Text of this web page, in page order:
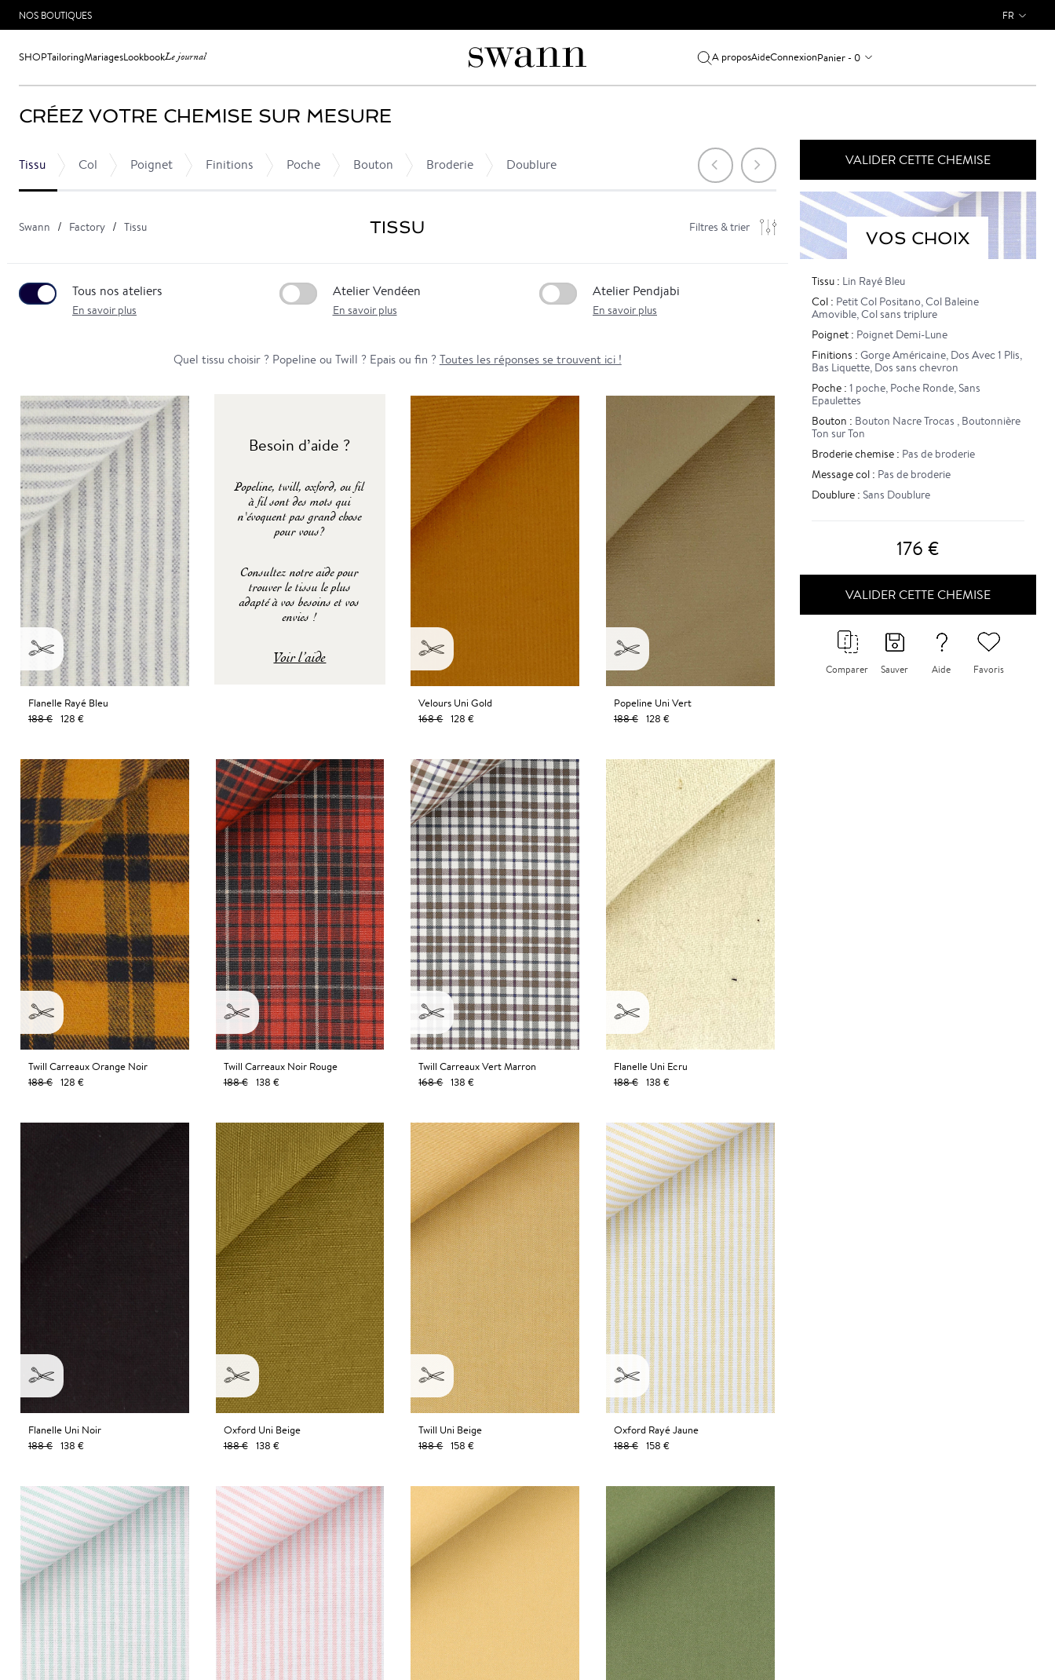
NOS BOUTIQUES FR
SHOPTailoringMariagesLookbookLe journal A proposAideConnexionPanier - 0
CRÉEZ VOTRE CHEMISE SUR MESURE
Tissu Col Poignet Finitions Poche Bouton Broderie Doublure VALIDER CETTE CHEMISE
Swann Factory Tissu TISSU Filtres & trier
Tous nos ateliers
En savoir plus
Atelier Vendéen
En savoir plus
Atelier Pendjabi
En savoir plus
Quel tissu choisir ? Popeline ou Twill ? Epais ou fin ? Toutes les réponses se trouvent ici !
Flanelle Rayé Bleu
188 € 128 €
Besoin d’aide ?
Popeline, twill, oxford, ou fil
à fil sont des mots qui
n'évoquent pas grand chose
pour vous?
Consultez notre aide pour
trouver le tissu le plus
adapté à vos besoins et vos
envies !
Voir l’aide
Velours Uni Gold
168 € 128 €
Popeline Uni Vert
188 € 128 €
Twill Carreaux Orange Noir
188 € 128 €
Twill Carreaux Noir Rouge
188 €
138 €
Twill Carreaux Vert Marron
168 € 138 €
Flanelle Uni Ecru
188 € 138 €
Flanelle Uni Noir
188 € 138 €
Oxford Uni Beige
188 €
138 €
Twill Uni Beige
188 € 158 €
Oxford Rayé Jaune
188 € 158 €
VOS CHOIX
Tissu : Lin Rayé Bleu
Col : Petit Col Positano,Col Baleine
Amovible,Col sans triplure
Poignet : Poignet Demi-Lune
Finitions : Gorge Américaine, Dos Avec 1 Plis,
Bas Liquette, Dos sans chevron
Poche : 1 poche, Poche Ronde,Sans
Epaulettes
Bouton : Bouton Nacre Trocas , Boutonnière
Ton sur Ton
Broderie chemise : Pas de broderie
Message col : Pas de broderie
Doublure : Sans Doublure
176 €
VALIDER CETTE CHEMISE
Comparer Sauver Aide Favoris